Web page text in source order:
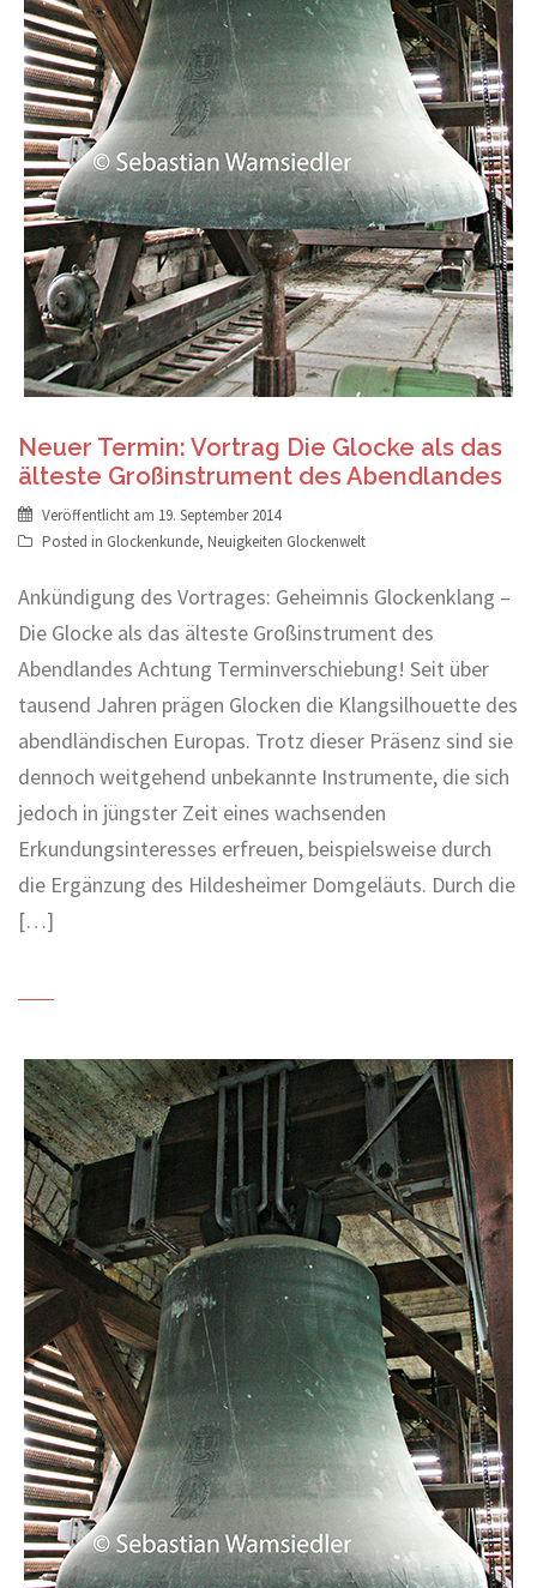
Neuer Termin: Vortrag Die Glocke als das
älteste Großinstrument des Abendlandes
Veröffentlicht am 19. September 2014
Posted in Glockenkunde, Neuigkeiten Glockenwelt
Ankündigung des Vortrages: Geheimnis Glockenklang –
Die Glocke als das älteste Großinstrument des
Abendlandes Achtung Terminverschiebung! Seit über
tausend Jahren prägen Glocken die Klangsilhouette des
abendländischen Europas. Trotz dieser Präsenz sind sie
dennoch weitgehend unbekannte Instrumente, die sich
jedoch in jüngster Zeit eines wachsenden
Erkundungsinteresses erfreuen, beispielsweise durch
die Ergänzung des Hildesheimer Domgeläuts. Durch die
[…]